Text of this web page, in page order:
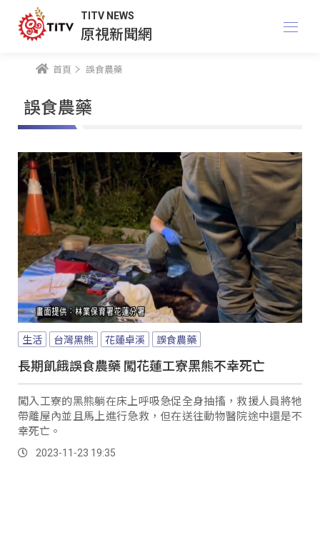
TITV NEWS
原視新聞網
首頁 誤食農藥
誤食農藥
生活 台灣黑熊 花蓮卓溪 誤食農藥
長期飢餓誤食農藥 闖花蓮工寮黑熊不幸死亡
闖入工寮的黑熊躺在床上呼吸急促全身抽搐，救援人員將牠
帶離屋內並且馬上進行急救，但在送往動物醫院途中還是不
幸死亡。
2023-11-23 19:35